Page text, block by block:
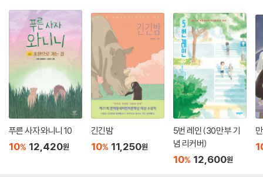
푸른 사자 와니니 10
10% 12,420원
긴긴밤
10% 11,250원
5번 레인 (30만 부 기
념 리커버)
10% 12,600원